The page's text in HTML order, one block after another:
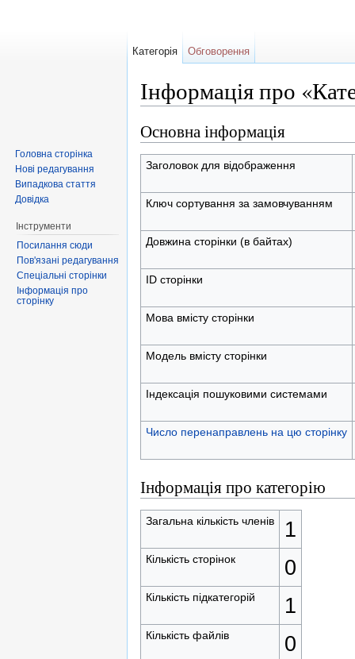
Інформація про
Основна інформація
Заголовок для відображення
Ключ сортування за замовчуванням
Довжина сторінки (в байтах)
ID сторінки
Мова вмісту сторінки
Модель вмісту сторінки
Індексація пошуковими системами
Число перенаправлень на цю сторінку
Інформація про категорію
Загальна кількість членів 1
Кількість сторінок 0
Кількість підкатегорій 1
Кількість файлів 0
Категорія Обговорення
Головна сторінка
Нові редагування
Випадкова стаття
Довідка
Інструменти
Посилання сюди
Пов'язані редагування
Спеціальні сторінки
Інформація про
сторінку